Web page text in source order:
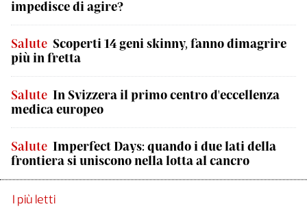
impedisce di agire?
Salute Scoperti 14 geni skinny, fanno dimagrire
più in fretta
Salute In Svizzera il primo centro d'eccellenza
medica europeo
Salute Imperfect Days: quando i due lati della
frontiera si uniscono nella lotta al cancro
I più letti